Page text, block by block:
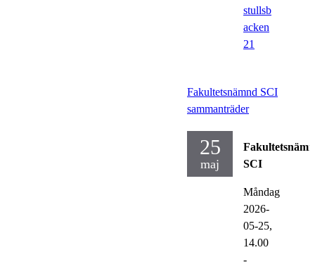
stullsb
acken
21
Fakultetsnämnd SCI
sammanträder
25
maj
SCI
Måndag
2026-
05-25,
14.00
-